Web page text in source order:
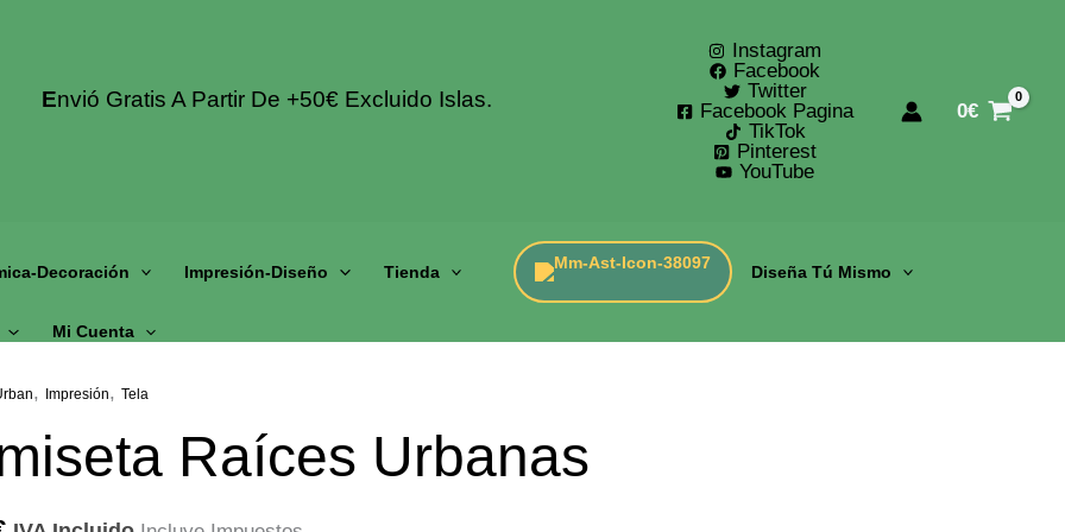
ENvió Gratis A Partir De +50€ Excluido Islas.
Instagram
Facebook
Twitter
Facebook Pagina
TikTok
Pinterest
YouTube
0€
Decoración Impresión-Diseño Tienda Diseña Tú Mismo
Mi Cuenta
, Impresión,Tela
Raíces Urbanas